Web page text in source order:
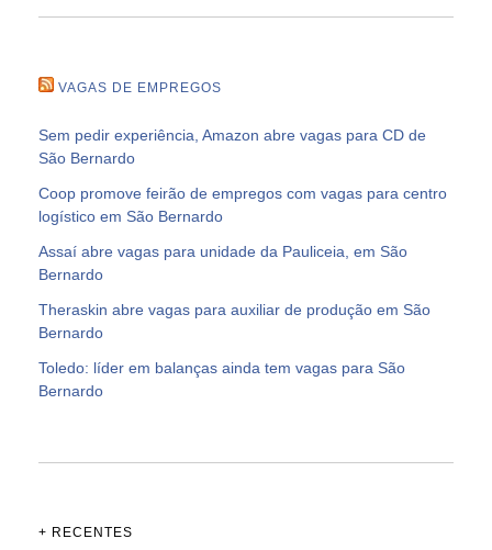
VAGAS DE EMPREGOS
Sem pedir experiência, Amazon abre vagas para CD de
São Bernardo
Coop promove feirão de empregos com vagas para centro
logístico em São Bernardo
Assaí abre vagas para unidade da Pauliceia, em São
Bernardo
Theraskin abre vagas para auxiliar de produção em São
Bernardo
Toledo: líder em balanças ainda tem vagas para São
Bernardo
+ RECENTES